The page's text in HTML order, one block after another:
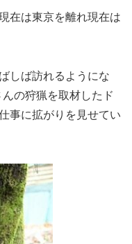
在は東京を離れ現在は
しば訪れるようにな
の狩猟を取材したド
事に拡がりを見せてい